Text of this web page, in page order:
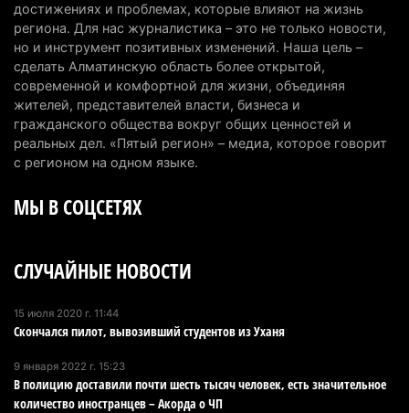
Пожар в Аксайском ущелье под Алматы
полностью ликвидирован спустя три дня
6 августа 2026 г. 08:51 234
Минэкологии опровергло фото тигра возле села
в Алматинской области
5 августа 2026 г. 17:06 203
мировом рейтинге благополучия
Казахстан может начать выпуск экологичного
запустят в Алатау
5 августа 2026 г. 12:32
Туриста с тяжелыми травмами эвакуировали в
горах Алматинской области после камнепада
достижениях и проблемах, которые влияют на жизнь
региона. Для нас журналистика – это не только новости,
но и инструмент позитивных изменений. Наша цель –
сделать Алматинскую область более открытой,
современной и комфортной для жизни, объединяя
жителей, представителей власти, бизнеса и
гражданского общества вокруг общих ценностей и
реальных дел. «Пятый регион» – медиа, которое говорит
с регионом на одном языке.
МЫ В СОЦСЕТЯХ
СЛУЧАЙНЫЕ НОВОСТИ
15 июля 2020 г. 11:44
Скончался пилот, вывозивший студентов из Уханя
9 января 2022 г. 15:23
В полицию доставили почти шесть тысяч человек, есть значительное
количество иностранцев – Акорда о ЧП